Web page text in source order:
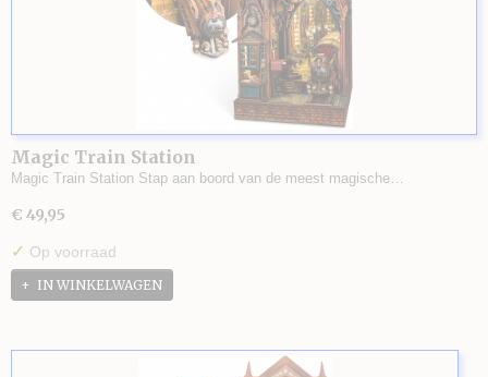
Magic Train Station
Magic Train Station Stap aan boord van de meest magische…
€ 49,95
✓ Op voorraad
IN WINKELWAGEN